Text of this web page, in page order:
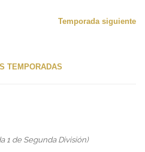
Temporada siguiente
TEMPORADAS
1 de Segunda División)